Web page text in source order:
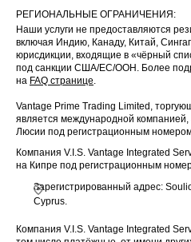
РЕГИОНАЛЬНЫЕ ОГРАНИЧЕНИЯ:
Наши услуги не предоставляются
включая Индию, Канаду, Китай,
юрисдикции, входящие в «чёрный
под санкции США/ЕС/ООН. Более
на FAQ странице.
Vantage Prime Trading Limited,
является международной
Люсии под регистрационным
Компания V.I.S. Vantage Integrated
на Кипре под регистрационным
Зарегистрированный адрес:
Cyprus.
Компания V.I.S. Vantage Integrated